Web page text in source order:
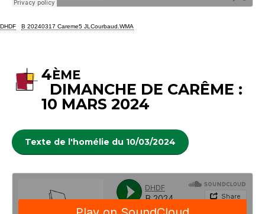
DHDF · B 20240317 Careme5 JLCourbaud.WMA
4ÈME
DIMANCHE DE CARÊME :
10 MARS 2024
Texte de l'homélie du 10/03/2024